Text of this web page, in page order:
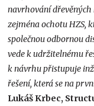
navrhování
zejména ochotu HZS,
společnou odbornou
vede k udržitelnému
k návrhu přistupuje
řešení, která se na
Lukáš Krbec,